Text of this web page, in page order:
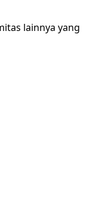
lainnya yang